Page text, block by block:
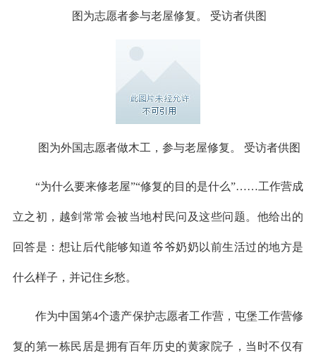
图为志愿者参与老屋修复。 受访者供图
图为外国志愿者做木工，参与老屋修复。 受访者供图
“为什么要来修老屋”“修复的目的是什么”……工作营成
立之初，越剑常常会被当地村民问及这些问题。他给出的
回答是：想让后代能够知道爷爷奶奶以前生活过的地方是
什么样子，并记住乡愁。
作为中国第4个遗产保护志愿者工作营，屯堡工作营修
复的第一栋民居是拥有百年历史的黄家院子，当时不仅有